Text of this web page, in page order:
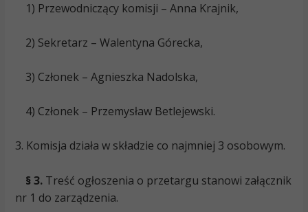
1) Przewodniczący komisji – Anna Krajnik,
2) Sekretarz – Walentyna Górecka,
3) Członek – Agnieszka Nadolska,
4) Członek – Przemysław Betlejewski.
3. Komisja działa w składzie co najmniej 3 osobowym.
§ 3.Treść ogłoszenia o przetargu stanowi załącznik
nr 1 do zarządzenia.